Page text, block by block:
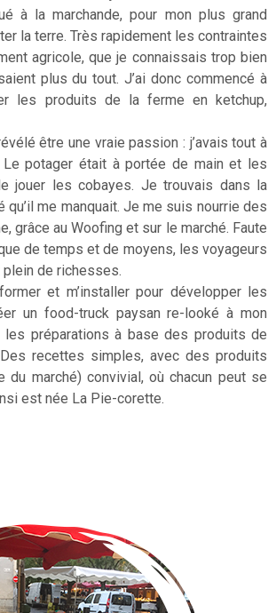
à la marchande, pour mon plus grand
la terre. Très rapidement les contraintes
agricole, que je connaissais trop bien
plus du tout. J’ai donc commencé à
les produits de la ferme en ketchup,
être une vraie passion : j’avais tout à
Le potager était à portée de main et les
jouer les cobayes. Je trouvais dans la
qu’il me manquait. Je me suis nourrie des
grâce au Woofing et sur le marché. Faute
de temps et de moyens, les voyageurs
plein de richesses.
et m’installer pour développer les
un food-truck paysan re-looké à mon
préparations à base des produits de
recettes simples, avec des produits
du marché) convivial, où chacun peut se
est née La Pie-corette.